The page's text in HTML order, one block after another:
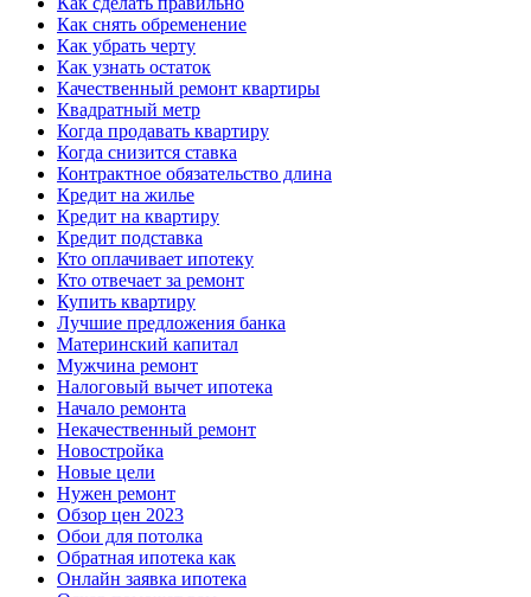
Как снять обременение
Как убрать черту
Как узнать остаток
Качественный ремонт квартиры
Квадратный метр
Когда продавать квартиру
Когда снизится ставка
Контрактное обязательство длина
Кредит на жилье
Кредит на квартиру
Кредит подставка
Кто оплачивает ипотеку
Кто отвечает за ремонт
Купить квартиру
Лучшие предложения банка
Материнский капитал
Мужчина ремонт
Налоговый вычет ипотека
Начало ремонта
Некачественный ремонт
Новостройка
Новые цели
Нужен ремонт
Обзор цен 2023
Обои для потолка
Обратная ипотека как
Онлайн заявка ипотека